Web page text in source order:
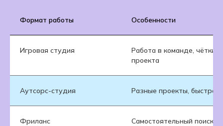
Формат работы Особенности
Игровая студия
Работа в команде,
проекта
Аутсорс-студия Разные проекты, быстрая
Фриланс
Самостоятельный поиск